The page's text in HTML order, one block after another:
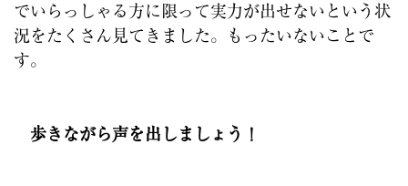
でいらっしゃる方に限って実力が出せないという状
況をたくさん見てきました。もったいないことで
す。
歩きながら声を出しましょう！